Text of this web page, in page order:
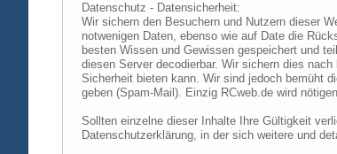
Datenschutz - Datensicherheit:
Wir sichern den Besuchern und Nutzern dieser
notwenigen Daten, ebenso wie auf Date die
besten Wissen und Gewissen gespeichert und
diesen Server decodierbar. Wir sichern dies
Sicherheit bieten kann. Wir sind jedoch bemüht
geben (Spam-Mail). Einzig RCweb.de wird
Sollten einzelne dieser Inhalte Ihre Gültigkeit
Datenschutzerklärung, in der sich weitere und